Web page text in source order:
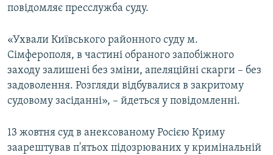
повідомляє пресслужба суду.
«Ухвали Київського районного суду м.
Сімферополя, в частині обраного запобіжного
заходу залишені без зміни, апеляційні скарги – без
задоволення. Розгляди відбувалися в закритому
судовому засіданні», – йдеться у повідомленні.
13 жовтня суд в анексованому Росією Криму
заарештував п'ятьох підозрюваних у кримінальній